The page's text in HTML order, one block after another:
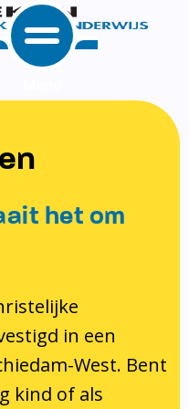
en veiligheid
het om
in een
West. Bent
kind of als